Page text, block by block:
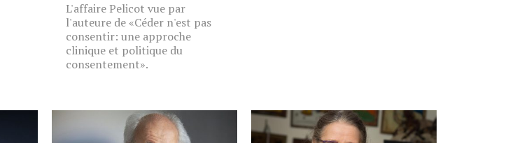
L'affaire Pelicot vue par
l'auteure de «Céder n'est pas
consentir: une approche
clinique et politique du
consentement».